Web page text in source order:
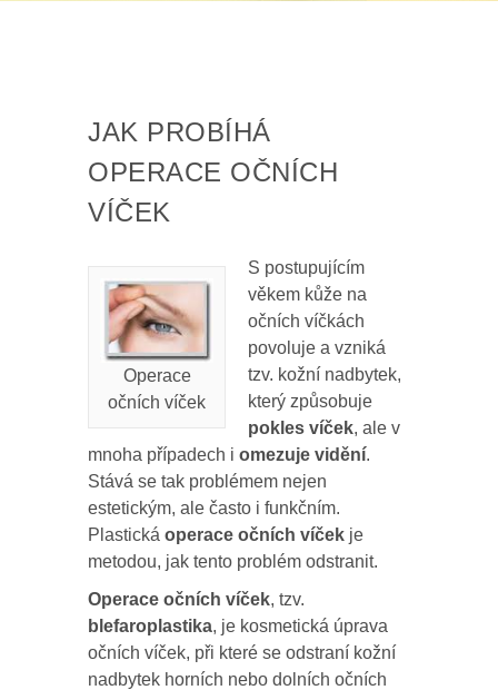
JAK PROBÍHÁ
OPERACE OČNÍCH
VÍČEK
Operace
očních víček
S postupujícím
věkem kůže na
očních víčkách
povoluje a vzniká
tzv. kožní nadbytek,
který způsobuje
pokles víček, ale v
mnoha případech i omezuje vidění.
Stává se tak problémem nejen
estetickým, ale často i funkčním.
Plastická operace očních víček je
metodou, jak tento problém odstranit.
Operace očních víček, tzv.
blefaroplastika, je kosmetická úprava
očních víček, při které se odstraní kožní
nadbytek horních nebo dolních očních